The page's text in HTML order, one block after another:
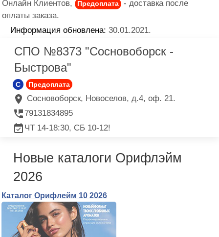
Онлайн Клиентов, Предоплата
- доставка после
оплаты заказа.
Информация обновлена: 30.01.2021.
СПО №8373 "Сосновоборск -
Быстрова"
C Предоплата
Сосновоборск, Новоселов, д.4, оф. 21.
79131834895
ЧТ 14-18:30, СБ 10-12!
Новые каталоги Орифлэйм
2026
Каталог Орифлейм 10 2026